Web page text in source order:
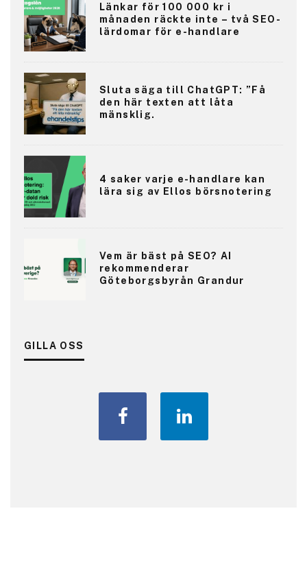
Länkar för 100 000 kr i
månaden räckte inte – två SEO-
lärdomar för e-handlare
Sluta säga till ChatGPT: ”Få
den här texten att låta
mänsklig.
4 saker varje e-handlare kan
lära sig av Ellos börsnotering
Vem är bäst på SEO? AI
rekommenderar
Göteborgsbyrån Grandur
GILLA OSS